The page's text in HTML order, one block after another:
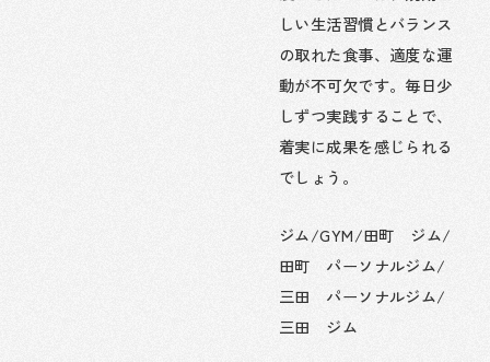
しい生活習慣とバランス
の取れた食事、適度な運
動が不可欠です。毎日少
しずつ実践することで、
着実に成果を感じられる
でしょう。
ジム/GYM/田町 ジム/
田町 パーソナルジム/
三田 パーソナルジム/
三田 ジム